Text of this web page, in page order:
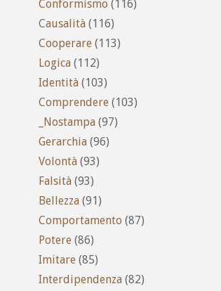
Conformismo (116)
Causalità (116)
Cooperare (113)
Logica (112)
Identità (103)
Comprendere (103)
_Nostampa (97)
Gerarchia (96)
Volontà (93)
Falsità (93)
Bellezza (91)
Comportamento (87)
Potere (86)
Imitare (85)
Interdipendenza (82)